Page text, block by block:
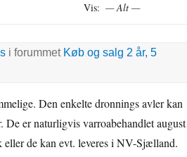
Vis:
i forummet Køb og salg 2 år, 5
Den enkelte dronnings avler kan
De er naturligvis varroabehandlet august
de kan evt. leveres i NV-Sjælland.